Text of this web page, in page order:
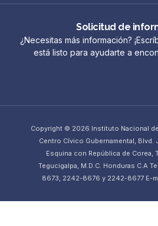
Solicitud de
¿Necesitas más información?
está listo para ayudarte a
Copyright © 2026 Instituto Nacional
Centro Cívico Gubernamental, Blvd.
Esquina con República de Corea,
Tegucigalpa, M.D.C. Honduras C.A
8673, 2242-8676 y 2242-8677 E-